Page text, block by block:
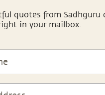
quotes from Sadhguru
in your mailbox.